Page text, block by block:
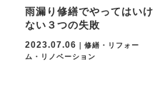
雨漏り修繕でやってはいけ
ない３つの失敗
2023.07.06 ｜修繕・リフォー
ム・リノベーション